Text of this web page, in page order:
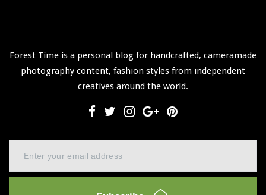
Forest Time is a personal blog for handcrafted, cameramade
photography content, fashion styles from independent
creatives around the world.